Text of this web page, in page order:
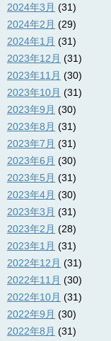
2024年3月 (31)
2024年2月 (29)
2024年1月 (31)
2023年12月 (31)
2023年11月 (30)
2023年10月 (31)
2023年9月 (30)
2023年8月 (31)
2023年7月 (31)
2023年6月 (30)
2023年5月 (31)
2023年4月 (30)
2023年3月 (31)
2023年2月 (28)
2023年1月 (31)
2022年12月 (31)
2022年11月 (30)
2022年10月 (31)
2022年9月 (30)
2022年8月 (31)